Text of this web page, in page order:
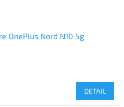
OnePlus Nord N10 5g
DETAIL